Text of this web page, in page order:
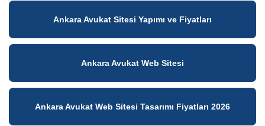
Ankara Avukat Sitesi Yapımı ve Fiyatları
Ankara Avukat Web Sitesi
Ankara Avukat Web Sitesi Tasarımı Fiyatları 2026